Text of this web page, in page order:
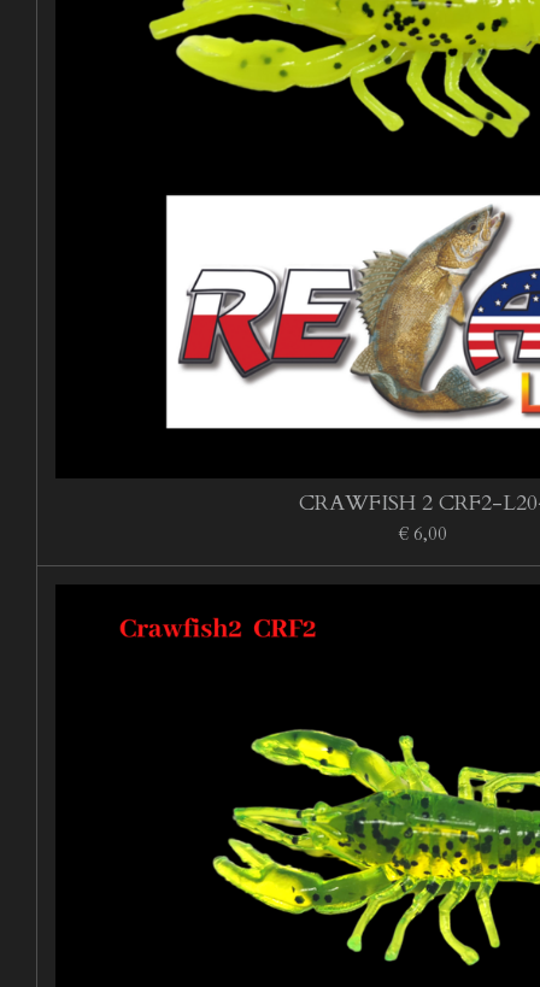
CRAWFISH 2 CRF2-
€ 6,00